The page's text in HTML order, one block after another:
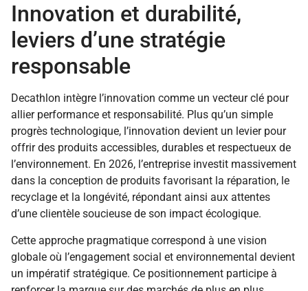
Innovation et durabilité,
leviers d’une stratégie
responsable
Decathlon intègre l’innovation comme un vecteur clé pour
allier performance et responsabilité. Plus qu’un simple
progrès technologique, l’innovation devient un levier pour
offrir des produits accessibles, durables et respectueux de
l’environnement. En 2026, l’entreprise investit massivement
dans la conception de produits favorisant la réparation, le
recyclage et la longévité, répondant ainsi aux attentes
d’une clientèle soucieuse de son impact écologique.
Cette approche pragmatique correspond à une vision
globale où l’engagement social et environnemental devient
un impératif stratégique. Ce positionnement participe à